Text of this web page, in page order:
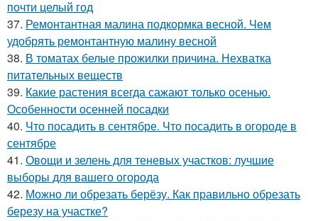
почти целый год
37. Ремонтантная малина подкормка весной. Чем
удобрять ремонтантную малину весной
38. В томатах белые прожилки причина. Нехватка
питательных веществ
39. Какие растения всегда сажают только осенью.
Особенности осенней посадки
40. Что посадить в сентябре. Что посадить в огороде в
сентябре
41. Овощи и зелень для теневых участков: лучшие
выборы для вашего огорода
42. Можно ли обрезать берёзу. Как правильно обрезать
березу на участке?